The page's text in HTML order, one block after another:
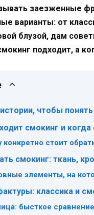
заезженные
варианты: от
блузой, дам
подходит, а
чтобы понять
смокинг и
конкретно стоит
смокинг: ткань,
элементы, на
классика и
бысткое